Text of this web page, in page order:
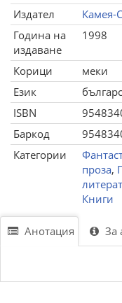
Издател
Камея-
Година на
издаване
1998
Корици
меки
Език
ISBN
Баркод
Категории
проза,
Книги
Анотация За